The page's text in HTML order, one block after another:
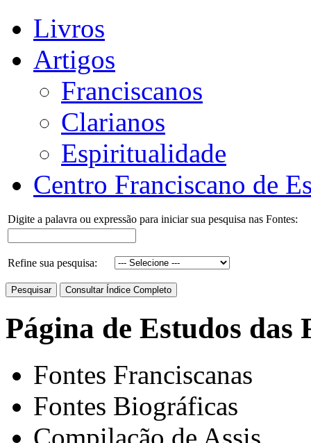
Livros
Artigos
Franciscanos
Clarianos
Espiritualidade
Centro Franciscano de
Digite a palavra ou expressão para iniciar sua pesquisa nas Fontes:
Refine sua pesquisa:
Página de Estudos das
Fontes Franciscanas
Fontes Biográficas